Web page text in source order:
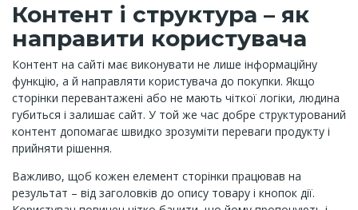
Контент і структура – як
направити користувача
Контент на сайті має виконувати не лише інформаційну
функцію, а й направляти користувача до покупки. Якщо
сторінки перевантажені або не мають чіткої логіки, людина
губиться і залишає сайт. У той же час добре структурований
контент допомагає швидко зрозуміти переваги продукту і
прийняти рішення.
Важливо, щоб кожен елемент сторінки працював на
результат – від заголовків до опису товару і кнопок дії.